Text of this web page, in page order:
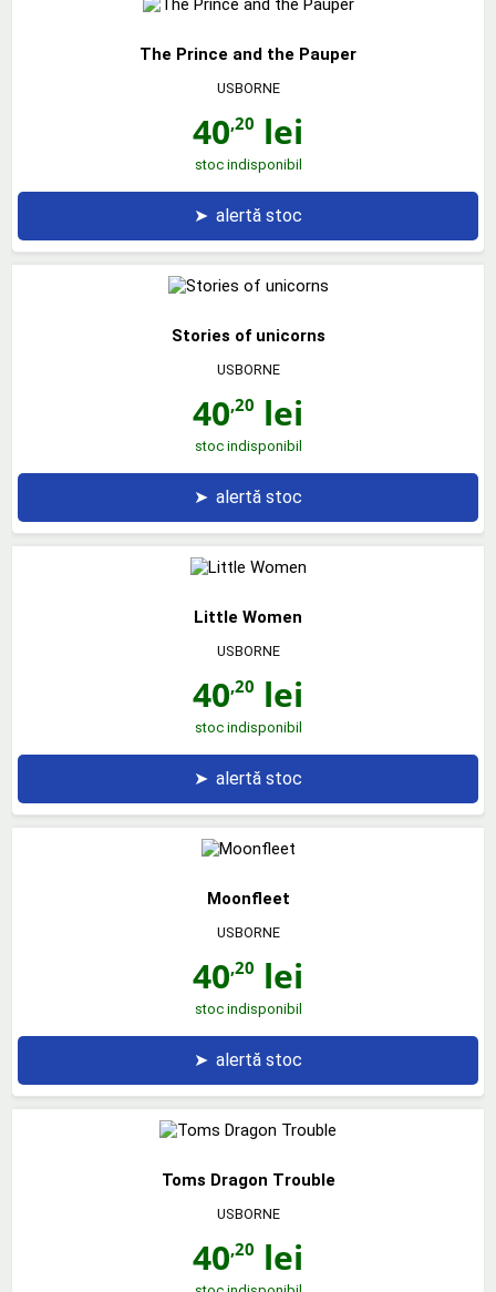
The Prince and the Pauper
USBORNE
40,20 lei
stoc indisponibil
➤ alertă stoc
Stories of unicorns
USBORNE
40,20 lei
stoc indisponibil
➤ alertă stoc
Little Women
USBORNE
40,20 lei
stoc indisponibil
➤ alertă stoc
Moonfleet
USBORNE
40,20 lei
stoc indisponibil
➤ alertă stoc
Toms Dragon Trouble
USBORNE
40,20 lei